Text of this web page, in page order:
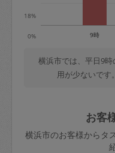
0%
18%
9時
横浜市では、平日9
用が少ないです
お客
横浜市のお客様からタ